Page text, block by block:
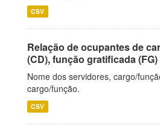
CSV
Relação de ocupantes de
(CD), função gratificada
Nome dos servidores, cargo/
cargo/função.
CSV